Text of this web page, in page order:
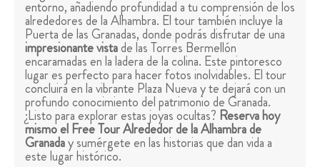
entorno, añadiendo profundidad a tu comprensión de los
alrededores de la Alhambra. El tour también incluye la
Puerta de las Granadas, donde podrás disfrutar de una
impresionante vistade las Torres Bermellón
encaramadas en la ladera de la colina. Este pintoresco
lugar es perfecto para hacer fotos inolvidables. El tour
concluirá en la vibrante Plaza Nueva y te dejará con un
profundo conocimiento del patrimonio de Granada.
¿Listo para explorar estas joyas ocultas? Reserva hoy
mismo el Free Tour Alrededor de la Alhambra de
Granaday sumérgete en las historias que dan vida a
este lugar histórico.